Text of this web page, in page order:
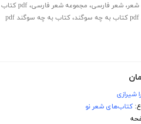
شعر، شعر فارسی، مجموعه شعر فارسی، pdf کتاب شعر
، کتاب به چه سوگند pdf
شیرازی
کتاب‌های شعر نو